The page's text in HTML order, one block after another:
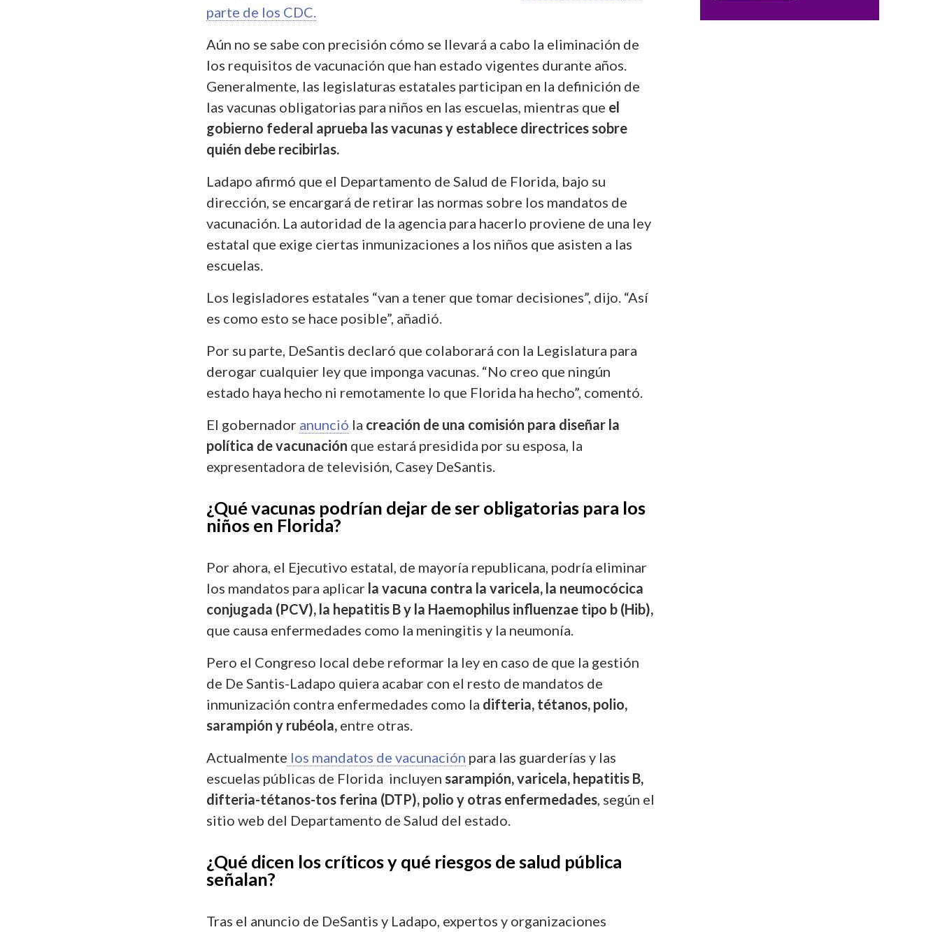
parte de los CDC.
Aún no se sabe con precisión cómo se llevará a cabo la eliminación de
los requisitos de vacunación que han estado vigentes durante años.
Generalmente, las legislaturas estatales participan en la definición de
las vacunas obligatorias para niños en las escuelas, mientras que el
gobierno federal aprueba las vacunas y establece directrices sobre
quién debe recibirlas.
Ladapo afirmó que el Departamento de Salud de Florida, bajo su
dirección, se encargará de retirar las normas sobre los mandatos de
vacunación. La autoridad de la agencia para hacerlo proviene de una ley
estatal que exige ciertas inmunizaciones a los niños que asisten a las
escuelas.
Los legisladores estatales “van a tener que tomar decisiones”, dijo. “Así
es como esto se hace posible”, añadió.
Por su parte, DeSantis declaró que colaborará con la Legislatura para
derogar cualquier ley que imponga vacunas. “No creo que ningún
estado haya hecho ni remotamente lo que Florida ha hecho”, comentó.
El gobernador anunció la creación de una comisión para diseñar la
política de vacunación que estará presidida por su esposa, la
expresentadora de televisión, Casey DeSantis.
¿Qué vacunas podrían dejar de ser obligatorias para los
niños en Florida?
Por ahora, el Ejecutivo estatal, de mayoría republicana, podría eliminar
los mandatos para aplicar la vacuna contra la varicela, la neumocócica
conjugada (PCV), la hepatitis B y la Haemophilus influenzae tipo b (Hib),
que causa enfermedades como la meningitis y la neumonía.
Pero el Congreso local debe reformar la ley en caso de que la gestión
de De Santis-Ladapo quiera acabar con el resto de mandatos de
inmunización contra enfermedades como la difteria, tétanos, polio,
sarampión y rubéola, entre otras.
Actualmente los mandatos de vacunación para las guarderías y las
escuelas públicas de Florida incluyen sarampión, varicela, hepatitis B,
difteria-tétanos-tos ferina (DTP), polio y otras enfermedades , según el
sitio web del Departamento de Salud del estado.
¿Qué dicen los críticos y qué riesgos de salud pública
señalan?
Tras el anuncio de DeSantis y Ladapo, expertos y organizaciones